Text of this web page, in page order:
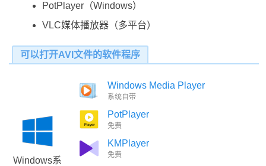
PotPlayer（Windows）
VLC媒体播放器（多平台）
可以打开AVI文件的软件程序
Windows系
Windows Media Player
系统自带
PotPlayer
免费
KMPlayer
免费